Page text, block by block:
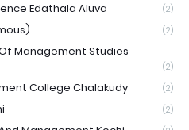
Edathala Aluva (2)
(2)
Management Studies
(2)
College Chalakudy (2)
(2)